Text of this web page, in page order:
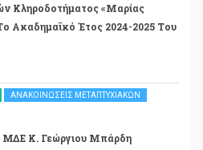
Κληροδοτήματος «Μαρίας
Ακαδημαϊκό Έτος 2024-2025 Του
ΑΝΑΚΟΙΝΏΣΕΙΣ ΜΕΤΑΠΤΥΧΙΑΚΏΝ
ΜΔΕ Κ. Γεώργιου Μπάρδη